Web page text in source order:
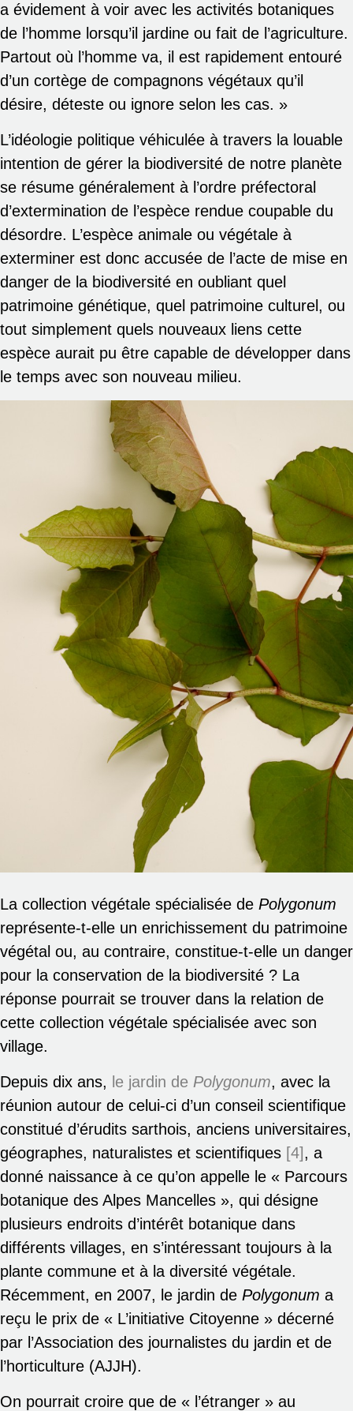
a évidement à voir avec les activités botaniques
de l’homme lorsqu’il jardine ou fait de l’agriculture.
Partout où l’homme va, il est rapidement entouré
d’un cortège de compagnons végétaux qu’il
désire, déteste ou ignore selon les cas. »
L’idéologie politique véhiculée à travers la louable
intention de gérer la biodiversité de notre planète
se résume généralement à l’ordre préfectoral
d’extermination de l’espèce rendue coupable du
désordre. L’espèce animale ou végétale à
exterminer est donc accusée de l’acte de mise en
danger de la biodiversité en oubliant quel
patrimoine génétique, quel patrimoine culturel, ou
tout simplement quels nouveaux liens cette
espèce aurait pu être capable de développer dans
le temps avec son nouveau milieu.
La collection végétale spécialisée de Polygonum
représente-t-elle un enrichissement du patrimoine
végétal ou, au contraire, constitue-t-elle un danger
pour la conservation de la biodiversité ? La
réponse pourrait se trouver dans la relation de
cette collection végétale spécialisée avec son
village.
Depuis dix ans, le jardin de Polygonum, avec la
réunion autour de celui-ci d’un conseil scientifique
constitué d’érudits sarthois, anciens universitaires,
géographes, naturalistes et scientifiques [4], a
donné naissance à ce qu’on appelle le « Parcours
botanique des Alpes Mancelles », qui désigne
plusieurs endroits d’intérêt botanique dans
différents villages, en s’intéressant toujours à la
plante commune et à la diversité végétale.
Récemment, en 2007, le jardin de Polygonum a
reçu le prix de « L’initiative Citoyenne » décerné
par l’Association des journalistes du jardin et de
l’horticulture (AJJH).
On pourrait croire que de « l’étranger » au